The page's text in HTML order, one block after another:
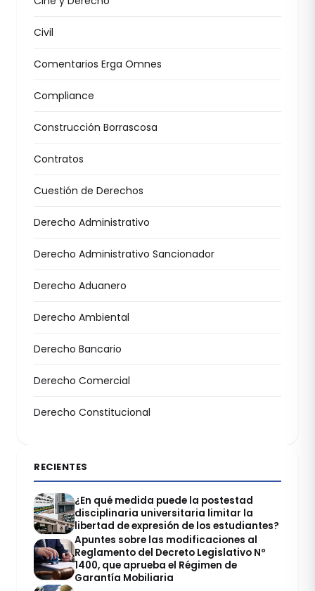
Civil
Comentarios Erga Omnes
Compliance
Construcción Borrascosa
Contratos
Cuestión de Derechos
Derecho Administrativo
Derecho Administrativo Sancionador
Derecho Aduanero
Derecho Ambiental
Derecho Bancario
Derecho Comercial
Derecho Constitucional
RECIENTES
¿En qué medida puede la postestad
disciplinaria universitaria limitar la
libertad de expresión de los estudiantes?
Apuntes sobre las modificaciones al
Reglamento del Decreto Legislativo Nº
1400, que aprueba el Régimen de
Garantía Mobiliaria